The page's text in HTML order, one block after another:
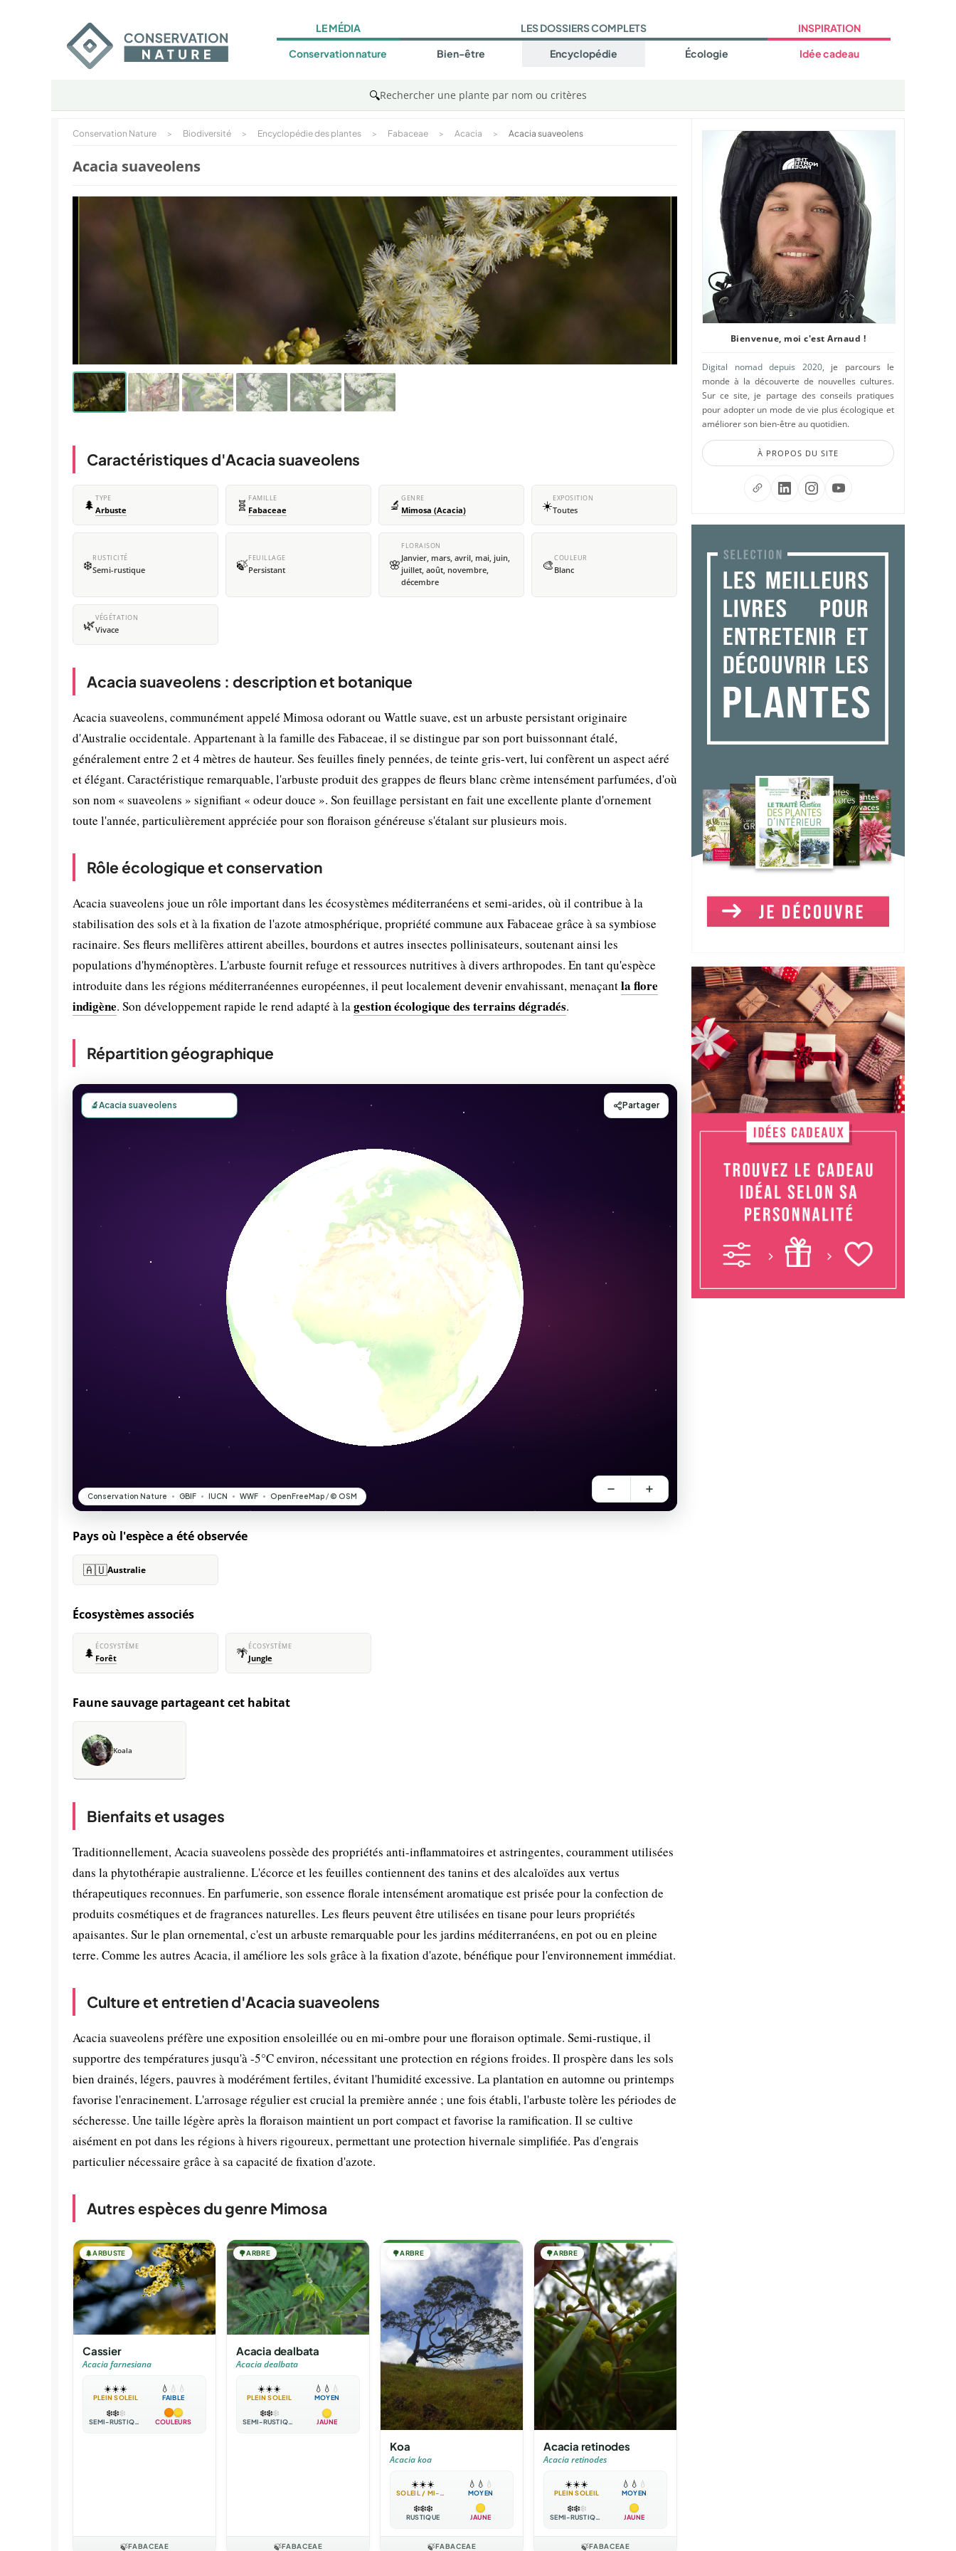
LE MÉDIA
Conservation nature
LES DOSSIERS COMPLETS
Bien-être Encyclopédie Écologie
INSPIRATION
Idée cadeau
🔍Rechercher une plante par nom ou critères
Conservation Nature > Biodiversité > Encyclopédie des plantes > Fabaceae > Acacia > Acacia suaveolens
Acacia suaveolens
Caractéristiques d'Acacia suaveolens
🌲 TYPE
Arbuste 🧬 FAMILLE
Fabaceae 🔬 GENRE
Mimosa (Acacia) ☀️EXPOSITION
Toutes
❄️RUSTICITÉ
Semi-rustique 🍃FEUILLAGE
Persistant 🌸
FLORAISON
Janvier, mars, avril, mai, juin,
juillet, août, novembre,
décembre
🎨COULEUR
Blanc
🌿VÉGÉTATION
Vivace
Acacia suaveolens : description et botanique
Acacia suaveolens, communément appelé Mimosa odorant ou Wattle suave, est un arbuste persistant originaire
d'Australie occidentale. Appartenant à la famille des Fabaceae, il se distingue par son port buissonnant étalé,
généralement entre 2 et 4 mètres de hauteur. Ses feuilles finely pennées, de teinte gris-vert, lui confèrent un aspect aéré
et élégant. Caractéristique remarquable, l'arbuste produit des grappes de fleurs blanc crème intensément parfumées, d'où
son nom « suaveolens » signifiant « odeur douce ». Son feuillage persistant en fait une excellente plante d'ornement
toute l'année, particulièrement appréciée pour son floraison généreuse s'étalant sur plusieurs mois.
Rôle écologique et conservation
Acacia suaveolens joue un rôle important dans les écosystèmes méditerranéens et semi-arides, où il contribue à la
stabilisation des sols et à la fixation de l'azote atmosphérique, propriété commune aux Fabaceae grâce à sa symbiose
racinaire. Ses fleurs mellifères attirent abeilles, bourdons et autres insectes pollinisateurs, soutenant ainsi les
populations d'hyménoptères. L'arbuste fournit refuge et ressources nutritives à divers arthropodes. En tant qu'espèce
introduite dans les régions méditerranéennes européennes, il peut localement devenir envahissant, menaçantla flore
indigène. Son développement rapide le rend adapté à lagestion écologique des terrains dégradés.
Répartition géographique
Pays où l'espèce a été observée
🇦🇺Australie
Écosystèmes associés
🌲 ÉCOSYSTÈME
Forêt 🌴ÉCOSYSTÈME
Jungle
Faune sauvage partageant cet habitat
Koala
Bienfaits et usages
Traditionnellement, Acacia suaveolens possède des propriétés anti-inflammatoires et astringentes, couramment utilisées
dans la phytothérapie australienne. L'écorce et les feuilles contiennent des tanins et des alcaloïdes aux vertus
thérapeutiques reconnues. En parfumerie, son essence florale intensément aromatique est prisée pour la confection de
produits cosmétiques et de fragrances naturelles. Les fleurs peuvent être utilisées en tisane pour leurs propriétés
apaisantes. Sur le plan ornemental, c'est un arbuste remarquable pour les jardins méditerranéens, en pot ou en pleine
terre. Comme les autres Acacia, il améliore les sols grâce à la fixation d'azote, bénéfique pour l'environnement immédiat.
Culture et entretien d'Acacia suaveolens
Acacia suaveolens préfère une exposition ensoleillée ou en mi-ombre pour une floraison optimale. Semi-rustique, il
supportre des températures jusqu'à -5°C environ, nécessitant une protection en régions froides. Il prospère dans les sols
bien drainés, légers, pauvres à modérément fertiles, évitant l'humidité excessive. La plantation en automne ou printemps
favorise l'enracinement. L'arrosage régulier est crucial la première année ; une fois établi, l'arbuste tolère les périodes de
sécheresse. Une taille légère après la floraison maintient un port compact et favorise la ramification. Il se cultive
aisément en pot dans les régions à hivers rigoureux, permettant une protection hivernale simplifiée. Pas d'engrais
particulier nécessaire grâce à sa capacité de fixation d'azote.
Autres espèces du genre Mimosa
🌲ARBUSTE
Cassier
Acacia farnesiana
☀️☀️☀️
PLEIN SOLEIL
💧 💧 💧
FAIBLE
❄️❄️❄️
SEMI-RUSTIQUE COULEURS
🍃FABACEAE
🌳ARBRE
Acacia dealbata
Acacia dealbata
☀️☀️☀️
PLEIN SOLEIL
💧 💧 💧
MOYEN
❄️❄️❄️
SEMI-RUSTIQUE JAUNE
🍃FABACEAE
🌳ARBRE
Koa
Acacia koa
☀️☀️☀️
SOLEIL / MI-OMBRE
💧 💧 💧
MOYEN
❄️❄️❄️
RUSTIQUE JAUNE
🍃FABACEAE
🌳ARBRE
Acacia retinodes
Acacia retinodes
☀️☀️☀️
PLEIN SOLEIL
💧 💧 💧
MOYEN
❄️❄️❄️
SEMI-RUSTIQUE JAUNE
🍃FABACEAE
Bienvenue, moi c'est Arnaud !
Digital nomad depuis 2020, je parcours le
monde à la découverte de nouvelles cultures.
Sur ce site, je partage des conseils pratiques
pour adopter un mode de vie plus écologique et
améliorer son bien-être au quotidien.
À PROPOS DU SITE